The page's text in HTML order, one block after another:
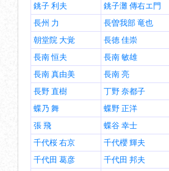
銚子 利夫
銚子灘 傳右エ門
長州 力
長曽我部 竜也
朝堂院 大覚
長徳 佳崇
長南 恒夫
長南 敏雄
長南 真由美
長南 亮
長野 直樹
丁野 奈都子
蝶乃 舞
蝶野 正洋
張 飛
蝶谷 幸士
千代桜 右京
千代櫻 輝夫
千代田 葛彦
千代田 邦夫